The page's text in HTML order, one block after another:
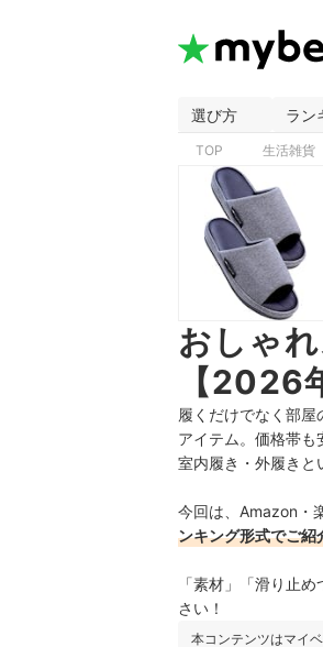
選び方 ラン
TOP 生活雑貨
おしゃ
【2026
履くだけでなく部
アイテム。価格帯も
室内履き・外履きと
今回は、Amazon・
ンキング形式でご紹
「素材」「滑り止
さい！
本コンテンツはマイ